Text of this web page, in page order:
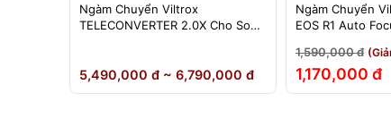
Ngàm Chuyển Viltrox
TELECONVERTER 2.0X Cho Sony
5,490,000 đ ~ 6,790,000 đ
Ngàm Chuyển
EOS R1 Auto
EOS R/RP/R5/
Tháng 1 Đổi 1
1,590,000 đ
1,170,000 đ